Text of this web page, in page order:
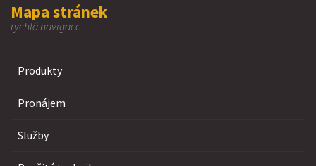
Mapa stránek
rychlá navigace
Produkty
Pronájem
Služby